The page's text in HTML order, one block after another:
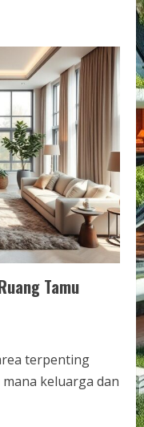
Tamu
terpenting
keluarga dan